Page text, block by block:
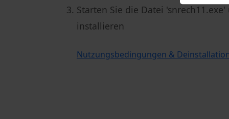
Starten Sie die Datei
installieren
Nutzungsbedingungen &